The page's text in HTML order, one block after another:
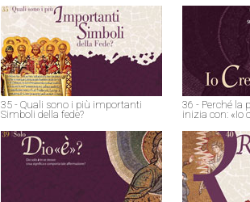
35 - Quali sono i più importanti
Simboli della fede?
36 - Perché la
inizia con: «Io